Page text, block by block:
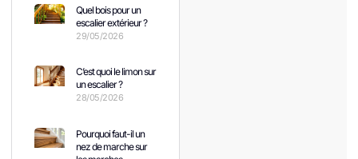
Quel bois pour un
escalier extérieur ?
29/05/2026
C’est quoi le limon sur
un escalier ?
28/05/2026
Pourquoi faut-il un
nez de marche sur